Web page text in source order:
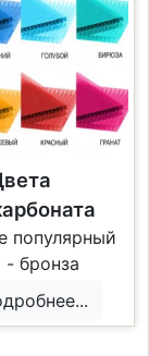
популярный
- бронза